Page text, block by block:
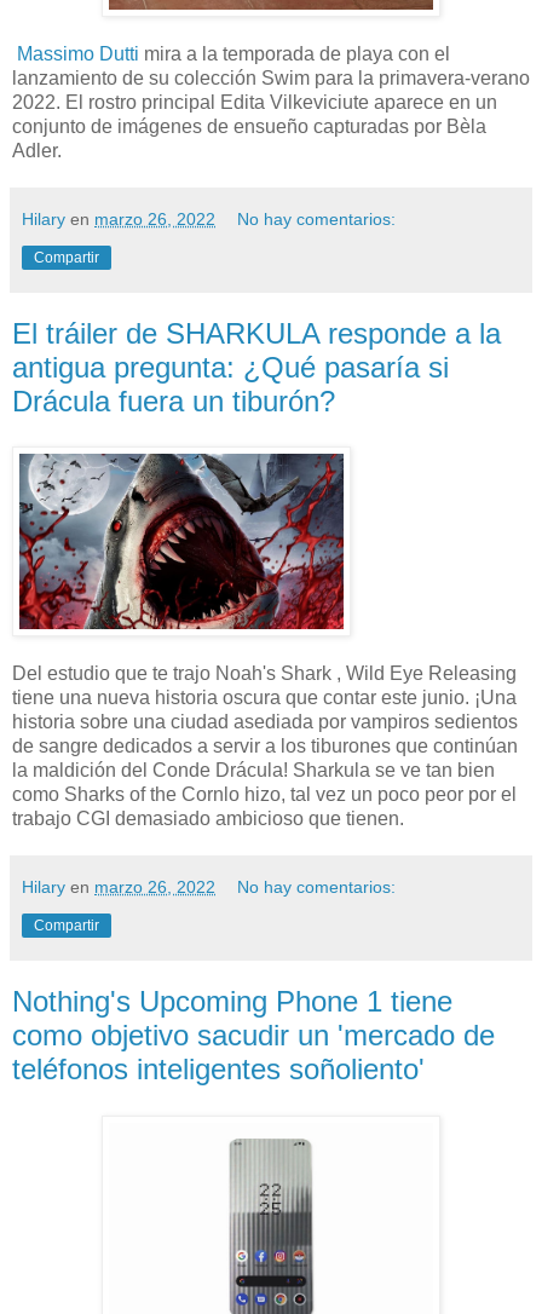
Massimo Dutti mira a la temporada de playa con el
lanzamiento de su colección Swim para la primavera-verano
2022. El rostro principal Edita Vilkeviciute aparece en un
conjunto de imágenes de ensueño capturadas por Bèla
Adler.
Hilary en marzo 26, 2022 No hay comentarios:
Compartir
El tráiler de SHARKULA responde a la
antigua pregunta: ¿Qué pasaría si
Drácula fuera un tiburón?
Del estudio que te trajo Noah's Shark , Wild Eye Releasing
tiene una nueva historia oscura que contar este junio. ¡Una
historia sobre una ciudad asediada por vampiros sedientos
de sangre dedicados a servir a los tiburones que continúan
la maldición del Conde Drácula! Sharkula se ve tan bien
como Sharks of the Cornlo hizo, tal vez un poco peor por el
trabajo CGI demasiado ambicioso que tienen.
Hilary en marzo 26, 2022 No hay comentarios:
Compartir
Nothing's Upcoming Phone 1 tiene
como objetivo sacudir un 'mercado de
teléfonos inteligentes soñoliento'